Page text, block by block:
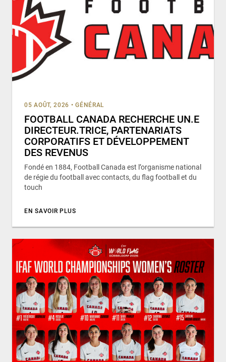
05 AOÛT, 2026 • GÉNÉRAL
FOOTBALL CANADA RECHERCHE UN.E
DIRECTEUR.TRICE, PARTENARIATS
CORPORATIFS ET DÉVELOPPEMENT
DES REVENUS
Fondé en 1884, Football Canada est l’organisme national
de régie du football avec contacts, du flag football et du
touch
EN SAVOIR PLUS